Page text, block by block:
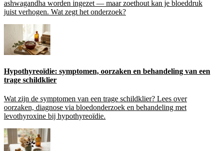
ashwagandha worden ingezet — maar zoethout kan je bloeddruk
juist verhogen. Wat zegt het onderzoek?
Hypothyreoïdie: symptomen, oorzaken en behandeling van een
trage schildklier
Wat zijn de symptomen van een trage schildklier? Lees over
oorzaken, diagnose via bloedonderzoek en behandeling met
levothyroxine bij hypothyreoïdie.